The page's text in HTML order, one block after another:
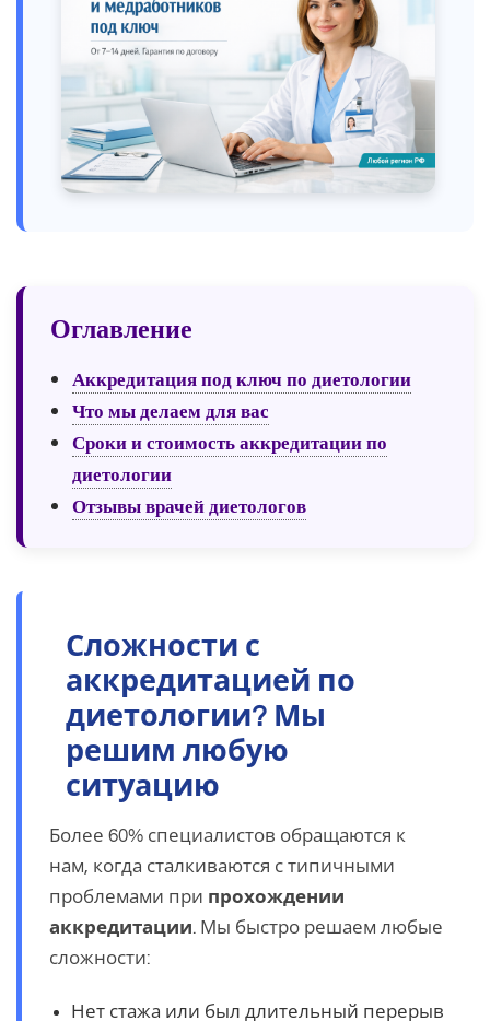
Оглавление
Аккредитация под ключ по диетологии
Что мы делаем для вас
Сроки и стоимость аккредитации по
диетологии
Отзывы врачей диетологов
Сложности с
аккредитацией по
диетологии? Мы
решим любую
ситуацию
Более 60% специалистов обращаются к
нам, когда сталкиваются с типичными
проблемами при прохождении
аккредитации. Мы быстро решаем любые
сложности:
Нет стажа или был длительный перерыв